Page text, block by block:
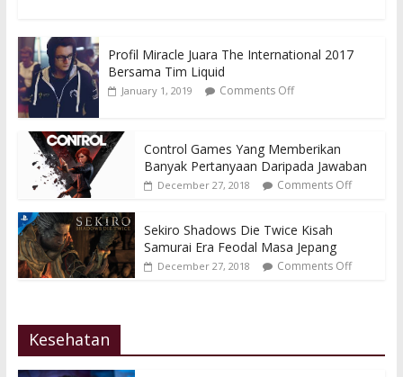
Profil Miracle Juara The International 2017
Bersama Tim Liquid
January 1, 2019 Comments Off
Control Games Yang Memberikan
Banyak Pertanyaan Daripada Jawaban
December 27, 2018 Comments Off
Sekiro Shadows Die Twice Kisah
Samurai Era Feodal Masa Jepang
December 27, 2018 Comments Off
Kesehatan